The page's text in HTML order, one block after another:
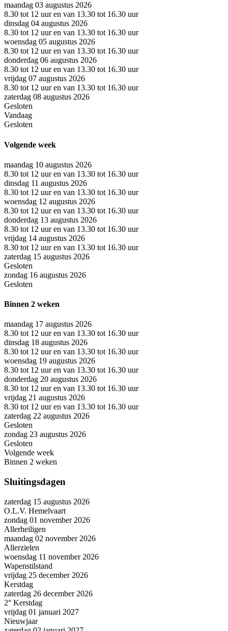
maandag 03 augustus 2026
8.30 tot 12 uur en van 13.30 tot 16.30 uur
dinsdag 04 augustus 2026
8.30 tot 12 uur en van 13.30 tot 16.30 uur
woensdag 05 augustus 2026
8.30 tot 12 uur en van 13.30 tot 16.30 uur
donderdag 06 augustus 2026
8.30 tot 12 uur en van 13.30 tot 16.30 uur
vrijdag 07 augustus 2026
8.30 tot 12 uur en van 13.30 tot 16.30 uur
zaterdag 08 augustus 2026
Gesloten
Vandaag
Gesloten
Volgende week
maandag 10 augustus 2026
8.30 tot 12 uur en van 13.30 tot 16.30 uur
dinsdag 11 augustus 2026
8.30 tot 12 uur en van 13.30 tot 16.30 uur
woensdag 12 augustus 2026
8.30 tot 12 uur en van 13.30 tot 16.30 uur
donderdag 13 augustus 2026
8.30 tot 12 uur en van 13.30 tot 16.30 uur
vrijdag 14 augustus 2026
8.30 tot 12 uur en van 13.30 tot 16.30 uur
zaterdag 15 augustus 2026
Gesloten
zondag 16 augustus 2026
Gesloten
Binnen 2 weken
maandag 17 augustus 2026
8.30 tot 12 uur en van 13.30 tot 16.30 uur
dinsdag 18 augustus 2026
8.30 tot 12 uur en van 13.30 tot 16.30 uur
woensdag 19 augustus 2026
8.30 tot 12 uur en van 13.30 tot 16.30 uur
donderdag 20 augustus 2026
8.30 tot 12 uur en van 13.30 tot 16.30 uur
vrijdag 21 augustus 2026
8.30 tot 12 uur en van 13.30 tot 16.30 uur
zaterdag 22 augustus 2026
Gesloten
zondag 23 augustus 2026
Gesloten
Volgende week
Binnen 2 weken
Sluitingsdagen
zaterdag 15 augustus 2026
O.L.V. Hemelvaart
zondag 01 november 2026
Allerheiligen
maandag 02 november 2026
Allerzielen
woensdag 11 november 2026
Wapenstilstand
vrijdag 25 december 2026
Kerstdag
zaterdag 26 december 2026
2° Kerstdag
vrijdag 01 januari 2027
Nieuwjaar